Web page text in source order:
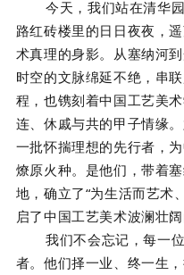
今天，我们站在清华
路红砖楼里的日日夜夜，
术真理的身影。从塞纳河
时空的文脉绵延不绝，串
程，也镌刻着中国工艺美
连、休戚与共的甲子情缘
一批怀揣理想的先行者，
燎原火种。是他们，带着
地，确立了“为生活而艺术
启了中国工艺美术波澜壮阔
我们不会忘记，每一
者。他们择一业、终一生